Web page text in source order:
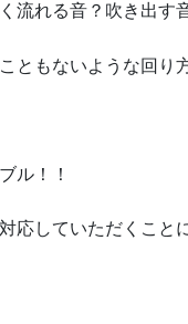
流れる音？吹き出す
ともないような回り
ル！！
応していただくこ